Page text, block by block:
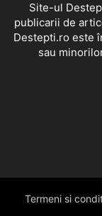
Site-ul
publicarii de
Destepti.ro este
sau
Termeni si